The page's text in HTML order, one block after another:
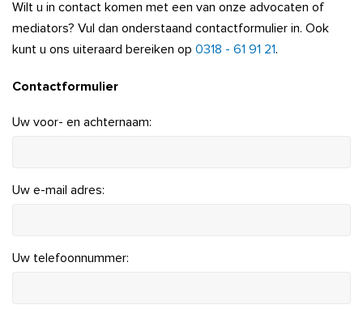
Wilt u in contact komen met een van onze advocaten of
mediators? Vul dan onderstaand contactformulier in. Ook
kunt u ons uiteraard bereiken op 0318 - 61 91 21.
Contactformulier
Uw voor- en achternaam:
Uw e-mail adres:
Uw telefoonnummer: